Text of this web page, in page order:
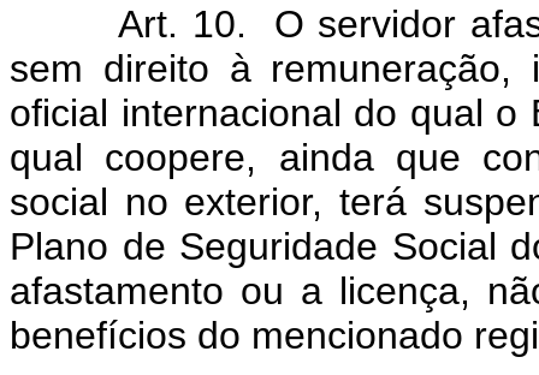
Art. 10. O servidor
sem direito à remuneração,
oficial internacional do qual
qual coopere, ainda que
social no exterior, terá
Plano de Seguridade Social
afastamento ou a licença,
benefícios do mencionado